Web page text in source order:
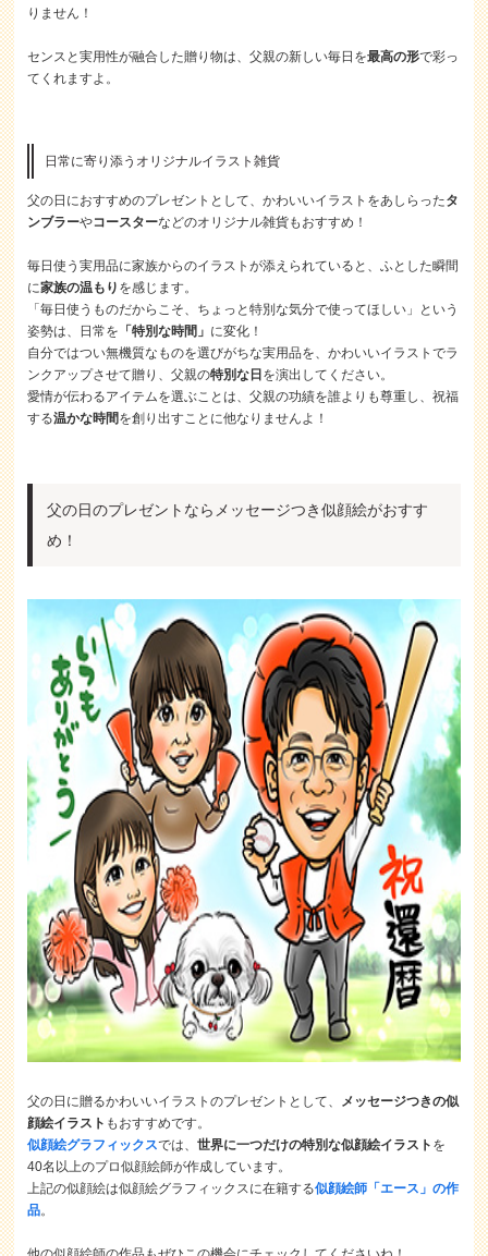
りません！
センスと実用性が融合した贈り物は、父親の新しい毎日を最高の形で彩っ
てくれますよ。
日常に寄り添うオリジナルイラスト雑貨
父の日におすすめのプレゼントとして、かわいいイラストをあしらったタ
ンブラーやコースターなどのオリジナル雑貨もおすすめ！
毎日使う実用品に家族からのイラストが添えられていると、ふとした瞬間
に家族の温もり を感じます。
「毎日使うものだからこそ、ちょっと特別な気分で使ってほしい」という
姿勢は、日常を 「特別な時間」 に変化！
自分ではつい無機質なものを選びがちな実用品を、かわいいイラストでラ
ンクアップさせて贈り、父親の特別な日 を演出してください。
愛情が伝わるアイテムを選ぶことは、父親の功績を誰よりも尊重し、祝福
する温かな時間を創り出すことに他なりませんよ！
父の日のプレゼントならメッセージつき似顔絵がおすす
め！
父の日に贈るかわいいイラストのプレゼントとして、 メッセージつきの似
顔絵イラスト もおすすめです。
似顔絵グラフィックスでは、世界に一つだけの特別な似顔絵イラスト を
40名以上のプロ似顔絵師が作成しています。
上記の似顔絵は似顔絵グラフィックスに在籍する似顔絵師「エース」の作
品。